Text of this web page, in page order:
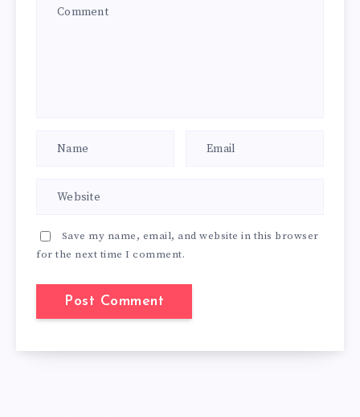
Save my name, email, and website in this browser
for the next time I comment.